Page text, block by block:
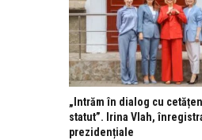
„Intrăm în dialog cu
statut”. Irina Vlah,
prezidențiale